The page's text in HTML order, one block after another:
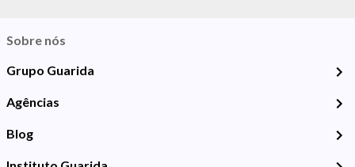
Sobre nós
Grupo Guarida
Agências
Blog